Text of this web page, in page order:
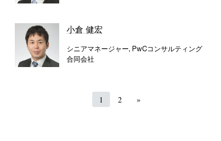
小倉 健宏
シニアマネージャー, PwCコンサルティング
合同会社
1 2 »